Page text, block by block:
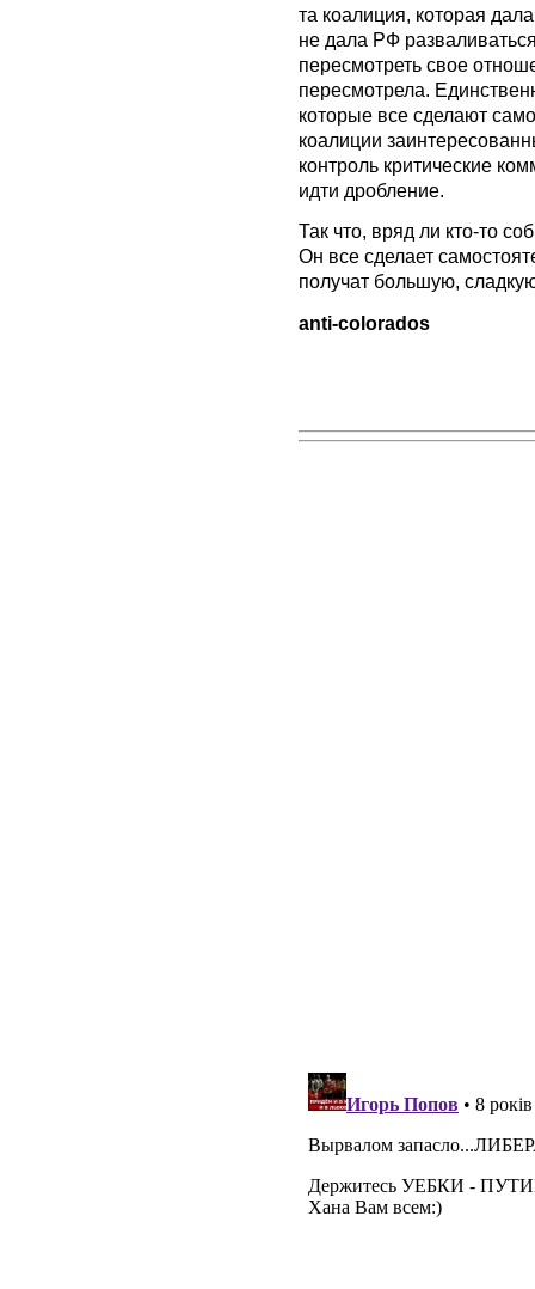
та коалиция, которая
не дала РФ
пересмотреть свое
пересмотрела.
которые все сделают
коалиции
контроль критические
идти дробление.
Так что, вряд ли кто-то
Он все сделает
получат большую,
anti-colorados